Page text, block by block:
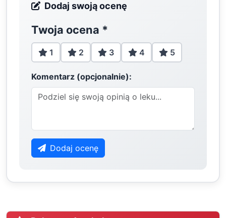
Dodaj swoją ocenę
Twoja ocena *
1 2 3 4 5
Komentarz (opcjonalnie):
Dodaj ocenę